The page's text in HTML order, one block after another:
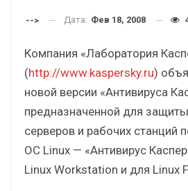
--> Дата: Фев 18, 2008
Компания «Лаборатория
(http://www.kaspersky.ru)
новой версии «Антивируса
предназначенной для
серверов и рабочих станций
ОС Linux — «Антивирус
Linux Workstation и для Linux